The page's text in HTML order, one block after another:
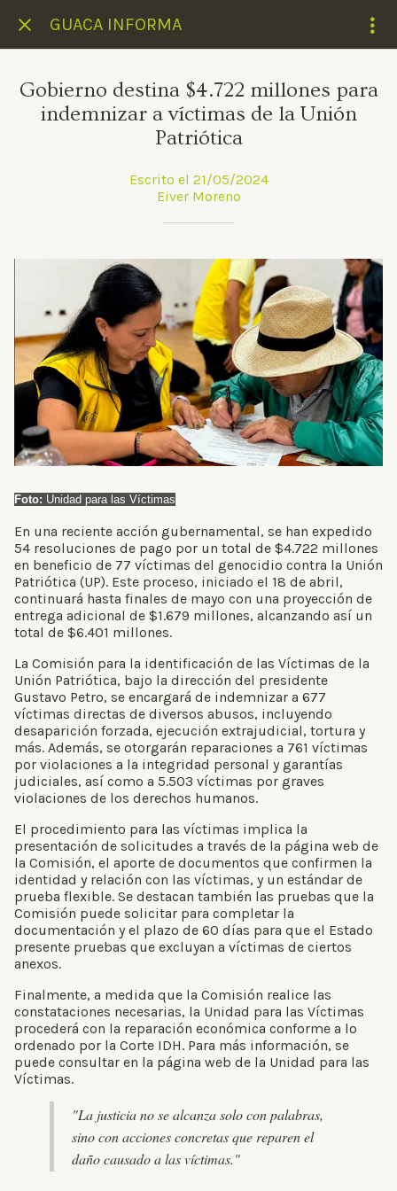
GUACA INFORMA
Gobierno destina $4.722 millones para
indemnizar a víctimas de la Unión
Patriótica
Escrito el 21/05/2024
Eiver Moreno
Foto: Unidad para las Víctimas
En una reciente acción gubernamental, se han expedido
54 resoluciones de pago por un total de $4.722 millones
en beneficio de 77 víctimas del genocidio contra la Unión
Patriótica (UP). Este proceso, iniciado el 18 de abril,
continuará hasta finales de mayo con una proyección de
entrega adicional de $1.679 millones, alcanzando así un
total de $6.401 millones.
La Comisión para la identificación de las Víctimas de la
Unión Patriótica, bajo la dirección del presidente
Gustavo Petro, se encargará de indemnizar a 677
víctimas directas de diversos abusos, incluyendo
desaparición forzada, ejecución extrajudicial, tortura y
más. Además, se otorgarán reparaciones a 761 víctimas
por violaciones a la integridad personal y garantías
judiciales, así como a 5.503 víctimas por graves
violaciones de los derechos humanos.
El procedimiento para las víctimas implica la
presentación de solicitudes a través de la página web de
la Comisión, el aporte de documentos que confirmen la
identidad y relación con las víctimas, y un estándar de
prueba flexible. Se destacan también las pruebas que la
Comisión puede solicitar para completar la
documentación y el plazo de 60 días para que el Estado
presente pruebas que excluyan a víctimas de ciertos
anexos.
Finalmente, a medida que la Comisión realice las
constataciones necesarias, la Unidad para las Víctimas
procederá con la reparación económica conforme a lo
ordenado por la Corte IDH. Para más información, se
puede consultar en la página web de la Unidad para las
Víctimas.
"La justicia no se alcanza solo con palabras,
sino con acciones concretas que reparen el
daño causado a las víctimas."